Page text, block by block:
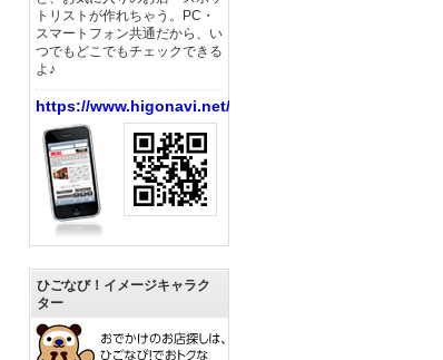
トリストが作れちゃう。PC・
スマートフォン共通だから、い
つでもどこでもチェックできる
よ♪
https://www.higonavi.net/
ひごなび！イメージキャラク
ター